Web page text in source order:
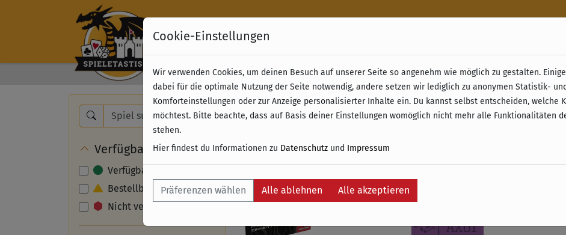
Kostenloser Versand & Retoure ab 49 € (innerhalb Deutschlands) 30
Verfügbarkeit
Verfügbar
Bestellbar
Nicht verfügbar
Name
Cookie-Einstellungen
Wir verwenden Cookies, um deinen Besuch auf unserer Seite so angenehm wie möglich zu gestalten.
dabei für die optimale Nutzung der Seite notwendig, andere setzen wir lediglich zu anonymen Statistik-
Komforteinstellungen oder zur Anzeige personalisierter Inhalte ein. Du kannst selbst entscheiden, welche
möchtest. Bitte beachte, dass auf Basis deiner Einstellungen womöglich nicht mehr alle Funktionalitäten
stehen.
Hier findest du Informationen zu Datenschutz und Impressum
Präferenzen wählen Alle ablehnen Alle akzeptieren